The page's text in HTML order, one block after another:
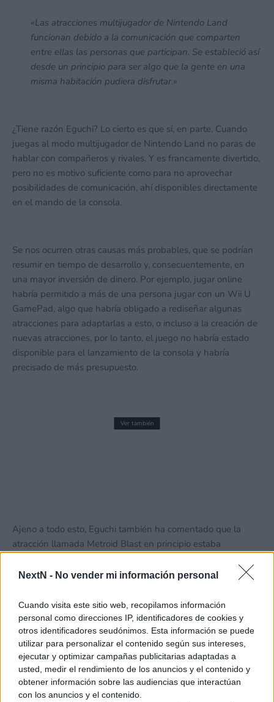
NextN - No vender mi información personal
Cuando visita este sitio web, recopilamos información
personal como direcciones IP, identificadores de cookies y
otros identificadores seudónimos. Esta información se puede
utilizar para personalizar el contenido según sus intereses,
ejecutar y optimizar campañas publicitarias adaptadas a
usted, medir el rendimiento de los anuncios y el contenido y
obtener información sobre las audiencias que interactúan
con los anuncios y el contenido.
«Las atracciones multijugador de Nintendo Land
funcionan debido a la comunicación que comparten
entre ellas las personas que participan. Se estableció así
desde un principio para ser algo que la gente en una
misma habitación pudiera disfrutar.»
¿Tiene razón Eguchi? Lo cierto es que sí, en parte. Cuando
juegas al modo multijugador de Nintendo Land no paras de
hablar con compañeros y rivales. Y es francamente divertido,
pero no es motivo suficiente como para no aprovechar
posibilidades de comunicación, ahí disponibles directamente
en el mando de la consola.
Se nos ocurren otras causas más probables, que se podrían
resumir en tiempo de desarrollo y, consecuentemente, en
una mayor inversión de dinero. Por ejemplo, jugar online
habría permitido a más de una persona jugar con un Wii U
GamePad, algo que habría obligado a rediseñar algunas
atracciones para adaptarlas a esto, o incluso a la creación de
nuevas atracciones, por lo tanto, el juego no habría estado
disponible para el lanzamiento de la consola y habría
precisado de más presupuesto.
Ver también
Ajeno a todo esto, Eguchi también ha comentado que la
atracción llamada Metroid Blast en principio estaba
desplazamiento de la nave no pegaba mucho con la de los